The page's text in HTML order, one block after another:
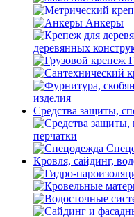
Анкеры
деревянных
изделия
Средства защиты,
перчатки
Кровля, сайдинг,